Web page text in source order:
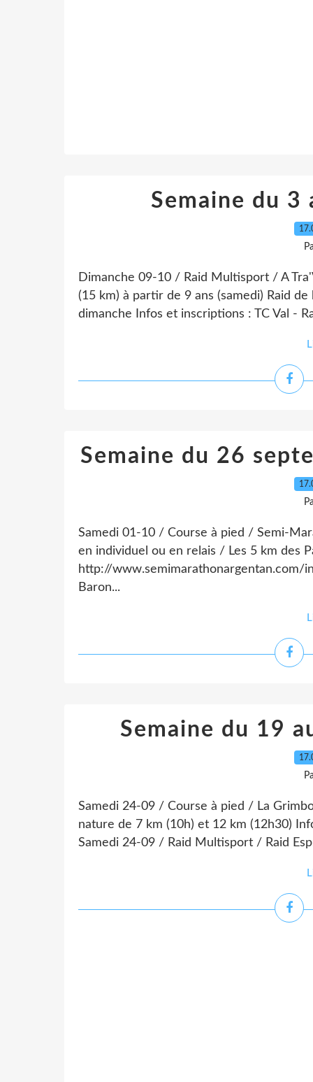
Semaine du
Dimanche 09-10 / Raid Multisport / A
(15 km) à partir de 9 ans (samedi) Raid
dimanche Infos et inscriptions : TC Val -
Semaine du 26
Samedi 01-10 / Course à pied / Semi-
en individuel ou en relais / Les 5 km des
http://www.semimarathonargentan.com/
Baron...
Semaine du 19
Samedi 24-09 / Course à pied / La
nature de 7 km (10h) et 12 km (12h30)
Samedi 24-09 / Raid Multisport / Raid